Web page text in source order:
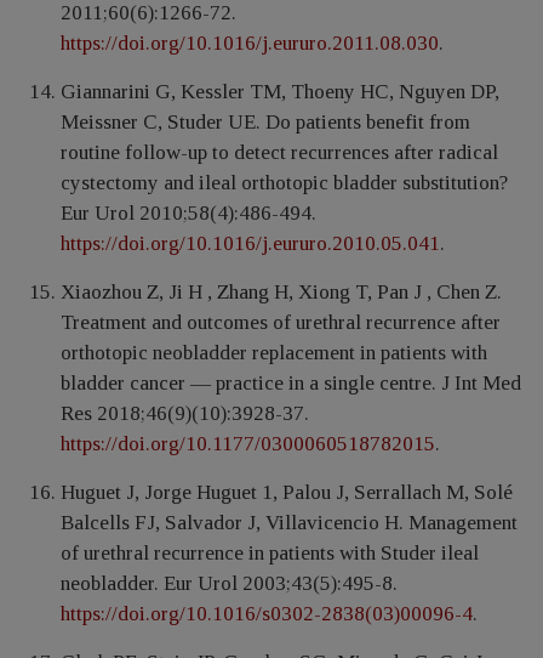
2011;60(6):1266-72.
https://doi.org/10.1016/j.eururo.2011.08.030.
Giannarini G, Kessler TM, Thoeny HC, Nguyen DP,
Meissner C, Studer UE. Do patients benefit from
routine follow-up to detect recurrences after radical
cystectomy and ileal orthotopic bladder substitution?
Eur Urol 2010;58(4):486-494.
https://doi.org/10.1016/j.eururo.2010.05.041.
Xiaozhou Z, Ji H , Zhang H, Xiong T, Pan J , Chen Z.
Treatment and outcomes of urethral recurrence after
orthotopic neobladder replacement in patients with
bladder cancer — practice in a single centre. J Int Med
Res 2018;46(9)(10):3928-37.
https://doi.org/10.1177/0300060518782015.
Huguet J, Jorge Huguet 1, Palou J, Serrallach M, Solé
Balcells FJ, Salvador J, Villavicencio H. Management
of urethral recurrence in patients with Studer ileal
neobladder. Eur Urol 2003;43(5):495-8.
https://doi.org/10.1016/s0302-2838(03)00096-4.